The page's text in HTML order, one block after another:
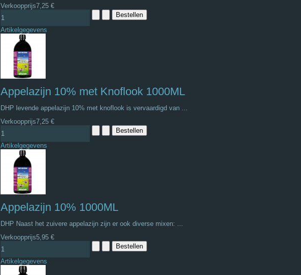
Verkoopprijs7,25 €
Artikelgegevens
Appelazijn 10% met Knoflook 1000ML
DHP levende appelazijn 10% met knoflook is vervaardigd van ...
Verkoopprijs7,25 €
Artikelgegevens
Appelazijn 10% 1000ML
DHP Naast het zuivere appelazijn zijn er ook diverse mixen: ...
Verkoopprijs5,95 €
Artikelgegevens